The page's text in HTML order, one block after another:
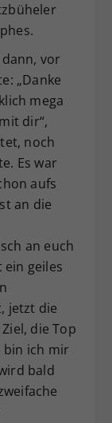
vor
„Danke
mega
dir“,
noch
Es war
aufs
an die
an euch
geiles
jetzt die
die Top
bin ich mir
bald